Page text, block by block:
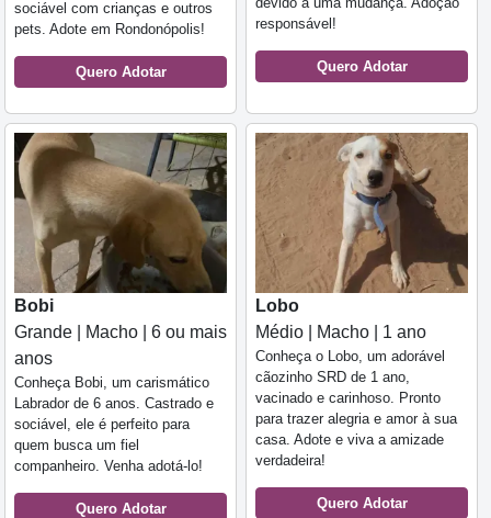
sociável com crianças e outros
pets. Adote em Rondonópolis!
Quero Adotar
responsável!
Quero Adotar
Bobi
Grande | Macho | 6 ou mais
anos
Conheça Bobi, um carismático
Labrador de 6 anos. Castrado e
sociável, ele é perfeito para
quem busca um fiel
companheiro. Venha adotá-lo!
Quero Adotar
Lobo
Médio | Macho | 1 ano
Conheça o Lobo, um adorável
cãozinho SRD de 1 ano,
vacinado e carinhoso. Pronto
para trazer alegria e amor à sua
casa. Adote e viva a amizade
verdadeira!
Quero Adotar